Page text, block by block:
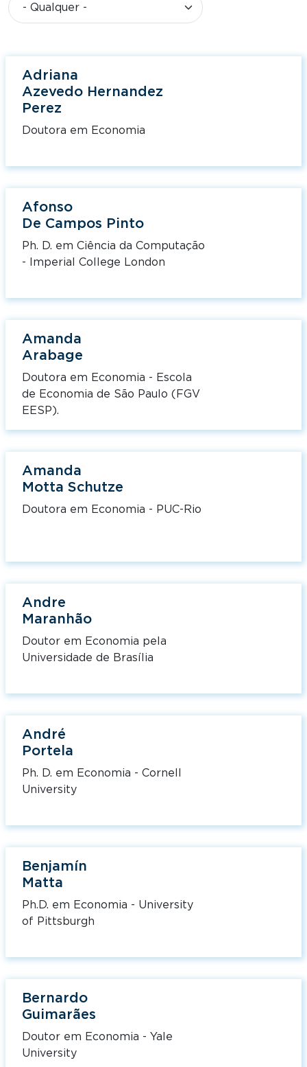
Adriana
Azevedo Hernandez
Perez
Doutora em Economia
Afonso
De Campos Pinto
Ph. D. em Ciência da Computação
- Imperial College London
Amanda
Arabage
Doutora em Economia - Escola
de Economia de São Paulo (FGV
EESP).
Amanda
Motta Schutze
Doutora em Economia - PUC-Rio
Andre
Maranhão
Doutor em Economia pela
Universidade de Brasília
André
Portela
Ph. D. em Economia - Cornell
University
Benjamín
Matta
Ph.D. em Economia - University
of Pittsburgh
Bernardo
Guimarães
Doutor em Economia - Yale
University